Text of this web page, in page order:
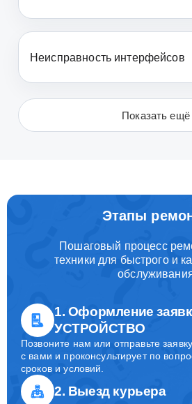
Неисправность интерфейсов
Показать ещё
Этапы
Пошаговый процесс
техники для быстрого и
1. Оформление
УСТРОЙСТВО
Позвоните нам или отправьте
с вами и проконсультирует по
сроков и условий.
2. Выезд курьера